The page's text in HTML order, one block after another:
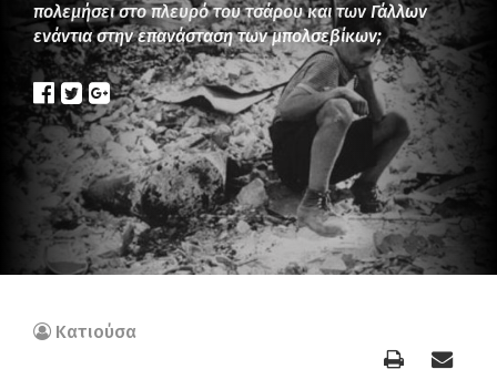
πολεμήσει στο πλευρό του τσάρου και των Γάλλων
ενάντια στην επανάσταση των μπολσεβίκων;
Κατιούσα